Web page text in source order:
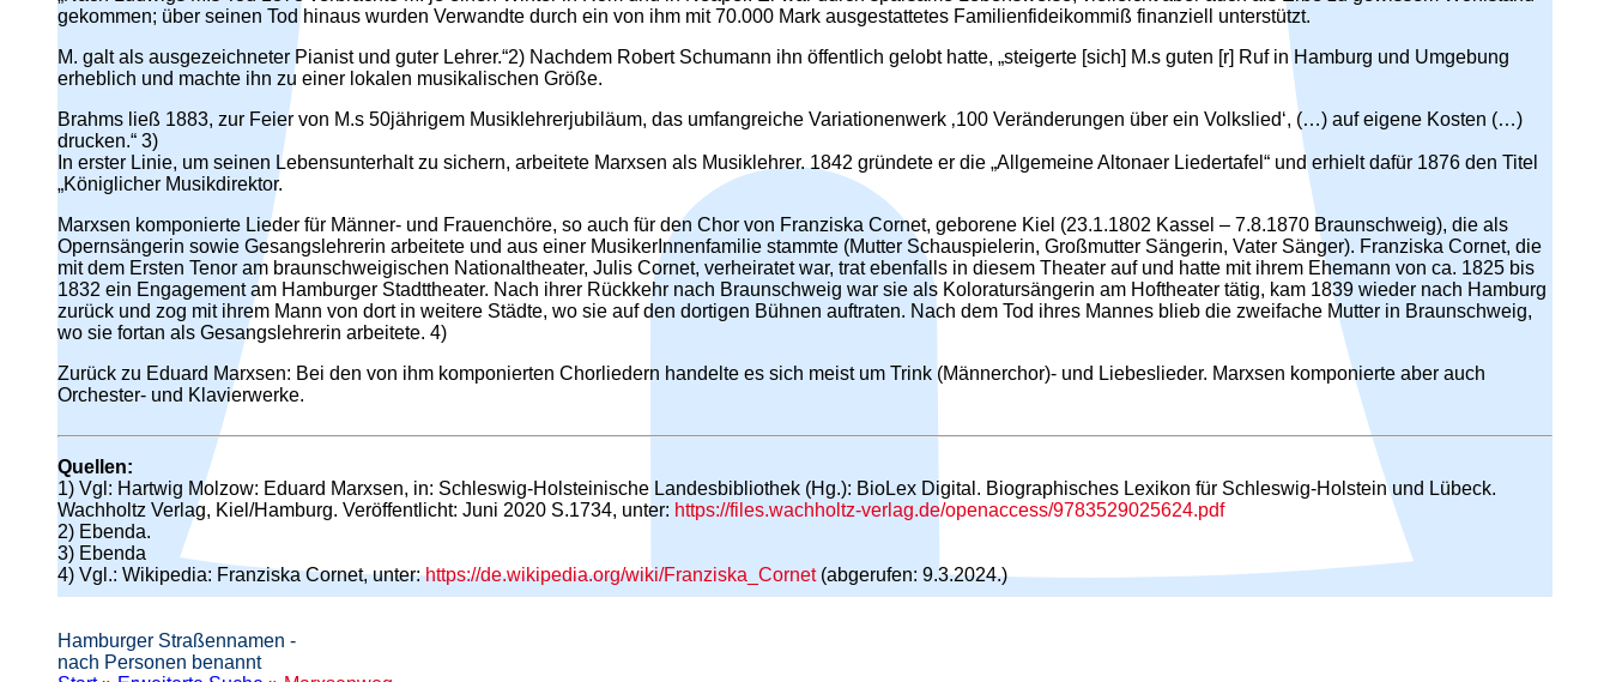
Hamburger Straßennamen -
nach Personen benannt
gekommen; über seinen Tod hinaus wurden Verwandte durch ein von ihm mit 70.000 Mark ausgestattetes Familienfideikommiß finanziell unterstützt.
M. galt als ausgezeichneter Pianist und guter Lehrer.“2) Nachdem Robert Schumann ihn öffentlich gelobt hatte, „steigerte [sich] M.s guten [r] Ruf in Hamburg und Umgebung
erheblich und machte ihn zu einer lokalen musikalischen Größe.
Brahms ließ 1883, zur Feier von M.s 50jährigem Musiklehrerjubiläum, das umfangreiche Variationenwerk ‚100 Veränderungen über ein Volkslied‘, (…) auf eigene Kosten (…)
drucken.“ 3)
In erster Linie, um seinen Lebensunterhalt zu sichern, arbeitete Marxsen als Musiklehrer. 1842 gründete er die „Allgemeine Altonaer Liedertafel“ und erhielt dafür 1876 den Titel
„Königlicher Musikdirektor.
Marxsen komponierte Lieder für Männer- und Frauenchöre, so auch für den Chor von Franziska Cornet, geborene Kiel (23.1.1802 Kassel – 7.8.1870 Braunschweig), die als
Opernsängerin sowie Gesangslehrerin arbeitete und aus einer MusikerInnenfamilie stammte (Mutter Schauspielerin, Großmutter Sängerin, Vater Sänger). Franziska Cornet, die
mit dem Ersten Tenor am braunschweigischen Nationaltheater, Julis Cornet, verheiratet war, trat ebenfalls in diesem Theater auf und hatte mit ihrem Ehemann von ca. 1825 bis
1832 ein Engagement am Hamburger Stadttheater. Nach ihrer Rückkehr nach Braunschweig war sie als Koloratursängerin am Hoftheater tätig, kam 1839 wieder nach Hamburg
zurück und zog mit ihrem Mann von dort in weitere Städte, wo sie auf den dortigen Bühnen auftraten. Nach dem Tod ihres Mannes blieb die zweifache Mutter in Braunschweig,
wo sie fortan als Gesangslehrerin arbeitete. 4)
Zurück zu Eduard Marxsen: Bei den von ihm komponierten Chorliedern handelte es sich meist um Trink (Männerchor)- und Liebeslieder. Marxsen komponierte aber auch
Orchester- und Klavierwerke.
Quellen:
1) Vgl: Hartwig Molzow: Eduard Marxsen, in: Schleswig-Holsteinische Landesbibliothek (Hg.): BioLex Digital. Biographisches Lexikon für Schleswig-Holstein und Lübeck.
Wachholtz Verlag, Kiel/Hamburg. Veröffentlicht: Juni 2020 S.1734, unter: https://files.wachholtz-verlag.de/openaccess/9783529025624.pdf
2) Ebenda.
3) Ebenda
4) Vgl.: Wikipedia: Franziska Cornet, unter:https://de.wikipedia.org/wiki/Franziska_Cornet(abgerufen: 9.3.2024.)